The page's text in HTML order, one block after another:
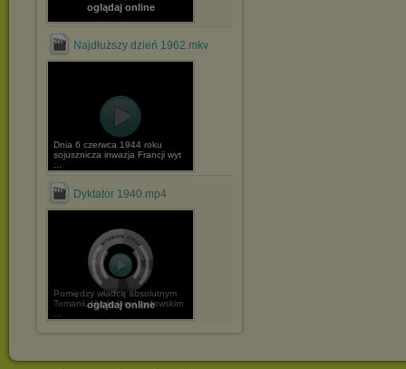
oglądaj online
Najdłuższy dzień 1962.mkv
Dnia 6 czerwca 1944 roku
sojusznicza inwazja Francji wyt
Dyktator 1940.mp4
oglądaj online
Pomiędzy władcą absolutnym
Tomanii, Hynkelem i żydowskim